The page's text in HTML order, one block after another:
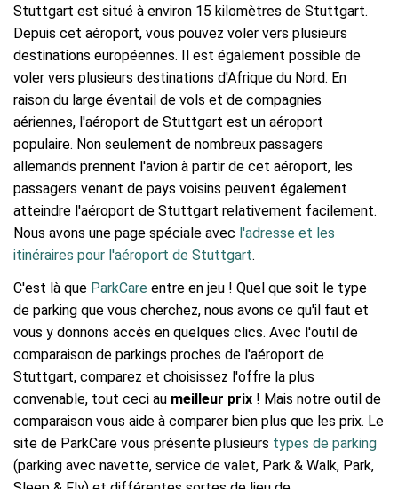
Stuttgart est situé à environ 15 kilomètres de Stuttgart.
Depuis cet aéroport, vous pouvez voler vers plusieurs
destinations européennes. Il est également possible de
voler vers plusieurs destinations d'Afrique du Nord. En
raison du large éventail de vols et de compagnies
aériennes, l'aéroport de Stuttgart est un aéroport
populaire. Non seulement de nombreux passagers
allemands prennent l'avion à partir de cet aéroport, les
passagers venant de pays voisins peuvent également
atteindre l'aéroport de Stuttgart relativement facilement.
Nous avons une page spéciale avec l'adresse et les
itinéraires pour l'aéroport de Stuttgart.
C'est là que ParkCare entre en jeu ! Quel que soit le type
de parking que vous cherchez, nous avons ce qu'il faut et
vous y donnons accès en quelques clics. Avec l'outil de
comparaison de parkings proches de l'aéroport de
Stuttgart, comparez et choisissez l'offre la plus
convenable, tout ceci au meilleur prix ! Mais notre outil de
comparaison vous aide à comparer bien plus que les prix. Le
site de ParkCare vous présente plusieurs types de parking
(parking avec navette, service de valet, Park & Walk, Park,